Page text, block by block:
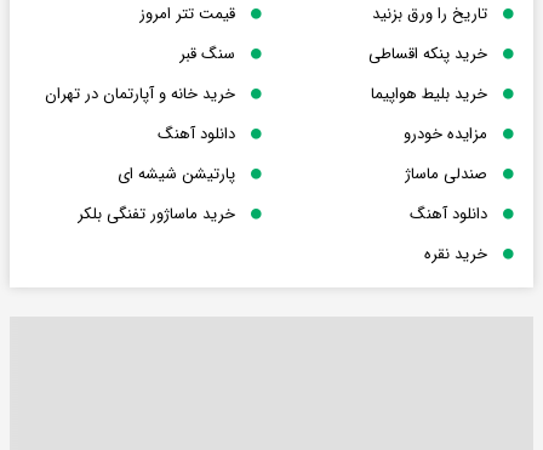
تاریخ را ورق بزنید
قیمت تتر امروز
خرید پنکه اقساطی
سنگ قبر
خرید بلیط هواپیما
خرید خانه و آپارتمان در تهران
مزایده خودرو
دانلود آهنگ
صندلی ماساژ
پارتیشن شیشه ای
دانلود آهنگ
خرید ماساژور تفنگی بلکر
خرید نقره